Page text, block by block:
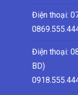
Điện thoại:
Điện thoại:
BD)